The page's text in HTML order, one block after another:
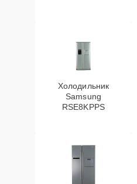
Холодильник
Samsung
RSE8KPPS